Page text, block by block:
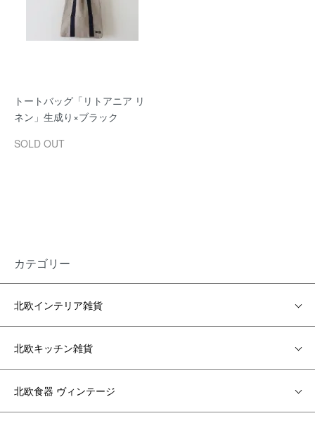
トートバッグ「リトアニア リ
ネン」生成り×ブラック
SOLD OUT
カテゴリー
北欧インテリア雑貨
北欧キッチン雑貨
北欧食器 ヴィンテージ